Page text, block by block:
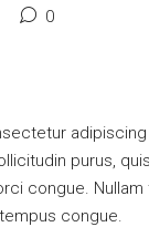
0
purus,
congue.
congue.